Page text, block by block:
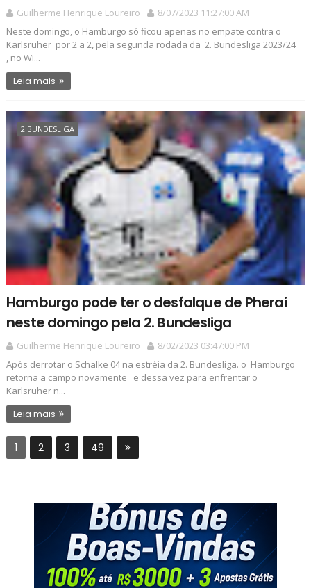
Guilherme Henrique Loureiro
8/07/2023 11:27:00 AM
Neste domingo, o Hamburgo só ficou apenas no empate contra o
Karlsruher por 2 a 2, pela segunda rodada da 2. Bundesliga 2023/24
, no Wi...
Leia mais
2.BUNDESLIGA
Hamburgo pode ter o desfalque de Pherai
neste domingo pela 2. Bundesliga
Guilherme Henrique Loureiro
8/02/2023 03:47:00 PM
Após derrotar o Schalke 04 na estréia da 2. Bundesliga. o Hamburgo
retorna a campo novamente e dessa vez para enfrentar o
Karlsruher n...
Leia mais
1 2 3 49